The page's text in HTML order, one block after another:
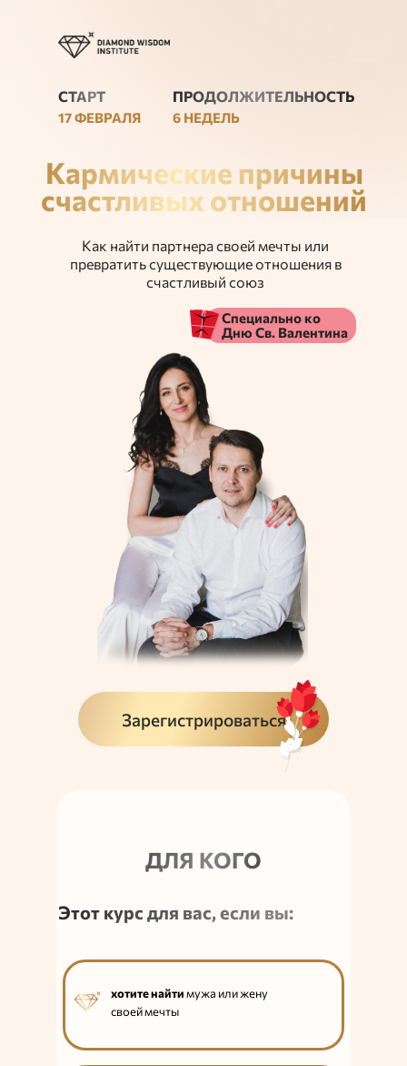
17 ФЕВРАЛЯ
Как найти партнера своей мечты или
превратить существующие отношения в
счастливый союз
Зарегистрироваться
СТАРТ
6 НЕДЕЛЬ
Кармические причины
счастливых отношений
ПРОДОЛЖИТЕЛЬНОСТЬ
Специально ко
Дню Св. Валентина
Этот курс для вас, если вы:
ДЛЯ КОГО
хотите найтимужа или жену
своей мечты